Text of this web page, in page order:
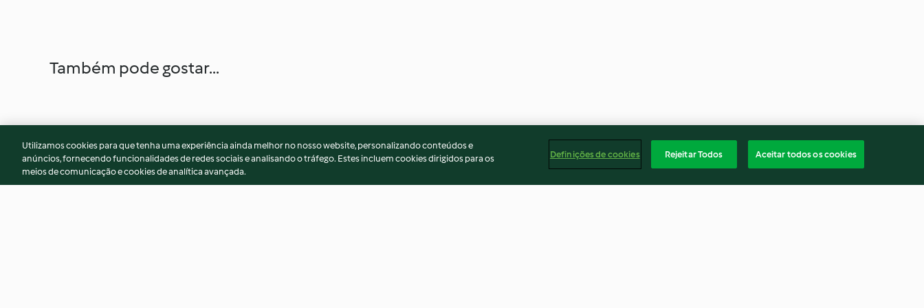
Também pode gostar...
Utilizamos cookies para que tenha uma experiência ainda melhor no nosso website, personalizando conteúdos e
anúncios, fornecendo funcionalidades de redes sociais e analisando o tráfego. Estes incluem cookies dirigidos para os
meios de comunicação e cookies de analítica avançada.
Definições de cookies Rejeitar Todos Aceitar todos os cookies